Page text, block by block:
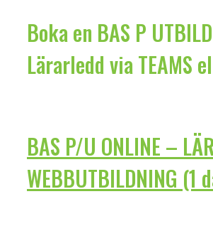
Boka en BAS P
Lärarledd via TEAMS
BAS P/U ONLINE –
WEBBUTBILDNING (1